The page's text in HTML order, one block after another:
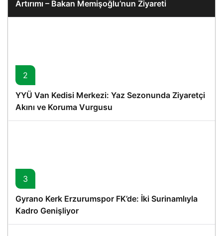
Artırımı – Bakan Memişoğlu’nun Ziyareti
2
YYÜ Van Kedisi Merkezi: Yaz Sezonunda Ziyaretçi
Akını ve Koruma Vurgusu
3
Gyrano Kerk Erzurumspor FK’de: İki Surinamlıyla
Kadro Genişliyor